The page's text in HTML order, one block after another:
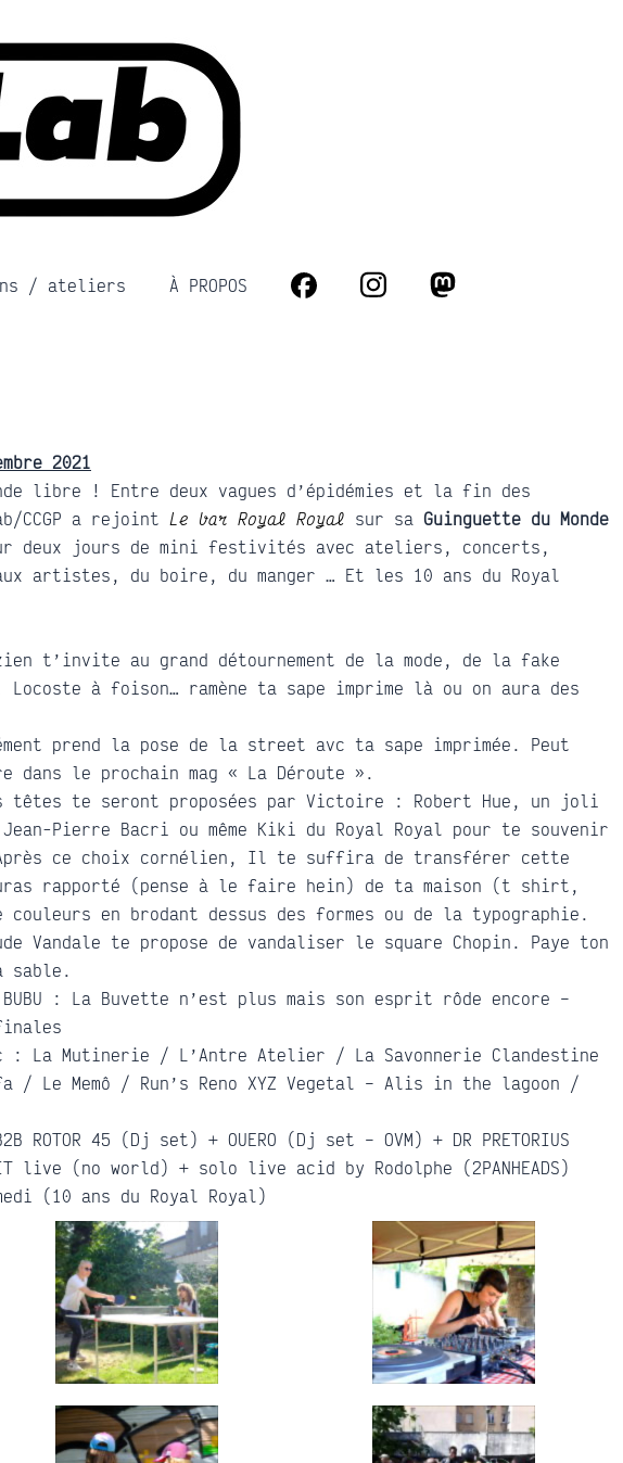
/ ateliers À PROPOS FacebookInstagramMastodon
2021
libre ! Entre deux vagues d’épidémies et la fin des
CCGP a rejoint Le bar Royal Royal sur sa Guinguette du Monde
deux jours de mini festivités avec ateliers, concerts,
artistes, du boire, du manger … Et les 10 ans du Royal
zizien t’invite au grand détournement de la mode, de la fake
à foison… ramène ta sape imprime là ou on aura des
Clément prend la pose de la street avc ta sape imprimée. Peut
dans le prochain mag « La Déroute ».
têtes te seront proposées par Victoire : Robert Hue, un joli
Pierre Bacri ou même Kiki du Royal Royal pour te souvenir
ce choix cornélien, Il te suffira de transférer cette
rapporté (pense à le faire hein) de ta maison (t shirt,
en brodant dessus des formes ou de la typographie.
Vandale te propose de vandaliser le square Chopin. Paye ton
sable.
BUBU : La Buvette n’est plus mais son esprit rôde encore –
avec : La Mutinerie / L’Antre Atelier / La Savonnerie Clandestine
/ Le Memô / Run’s Reno XYZ Vegetal – Alis in the lagoon /
B2B ROTOR 45 (Dj set) + OUERO (Dj set – OVM) + DR PRETORIUS
live (no world) + solo live acid by Rodolphe (2PANHEADS)
(10 ans du Royal Royal)